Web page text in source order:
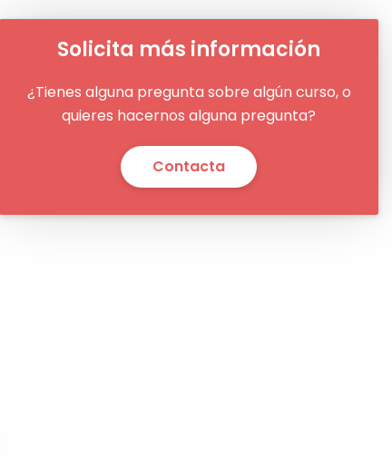
Solicita más información
¿Tienes alguna pregunta sobre algún curso, o
quieres hacernos alguna pregunta?
Contacta